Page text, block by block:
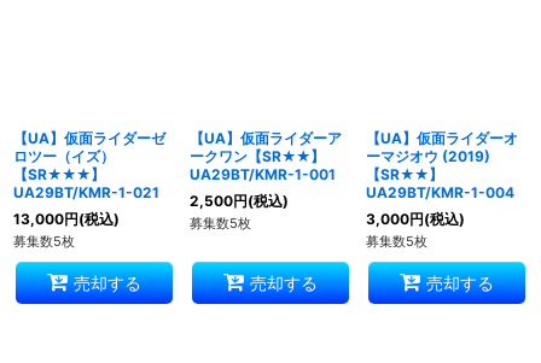
【UA】仮面ライダーゼ
ロツー（イズ）
【SR★★★】
UA29BT/KMR-1-021
13,000円(税込)
募集数5枚
売却する
【UA】仮面ライダーア
ークワン【SR★★】
UA29BT/KMR-1-001
2,500円(税込)
募集数5枚
売却する
【UA】仮面ライダーオ
ーマジオウ (2019)
【SR★★】
UA29BT/KMR-1-004
3,000円(税込)
募集数5枚
売却する